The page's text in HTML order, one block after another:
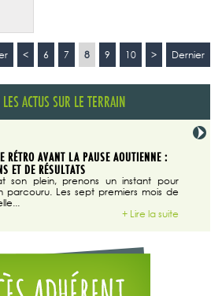
< 6 7 8 9 10 > Dernier
ACTUS SUR LE TERRAIN
AVANT LA PAUSE AOUTIENNE :
ET DE RÉSULTATS
son plein, prenons un instant pour
parcouru. Les sept premiers mois de
+ Lire la suite
29/07/